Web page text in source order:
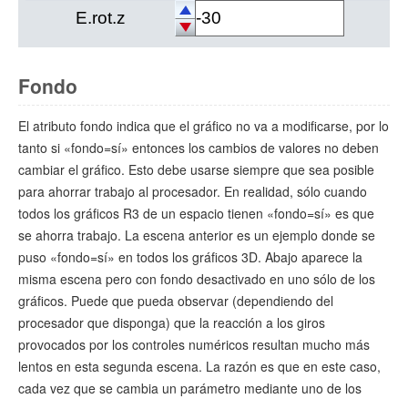
Fondo
El atributo fondo indica que el gráfico no va a modificarse, por lo
tanto si «fondo=sí» entonces los cambios de valores no deben
cambiar el gráfico. Esto debe usarse siempre que sea posible
para ahorrar trabajo al procesador. En realidad, sólo cuando
todos los gráficos R3 de un espacio tienen «fondo=sí» es que
se ahorra trabajo. La escena anterior es un ejemplo donde se
puso «fondo=sí» en todos los gráficos 3D. Abajo aparece la
misma escena pero con fondo desactivado en uno sólo de los
gráficos. Puede que pueda observar (dependiendo del
procesador que disponga) que la reacción a los giros
provocados por los controles numéricos resultan mucho más
lentos en esta segunda escena. La razón es que en este caso,
cada vez que se cambia un parámetro mediante uno de los